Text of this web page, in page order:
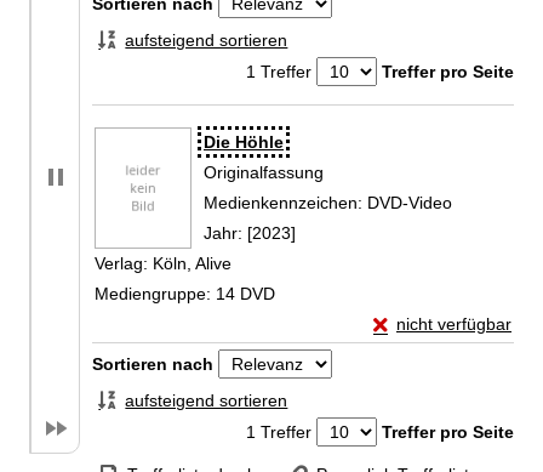
aufsteigend sortieren
1 Treffer
Treffer pro Seite
Suchergebnis
Zu den Suchfiltern springen
Die Höhle
Originalfassung
Suche nach diesem Verfasser
Medienkennzeichen: DVD-Video
Jahr: [2023]
Verlag: Köln, Alive
Mediengruppe: 14 DVD
nicht verfügbar
Exemplar-Details
Zu den Suchfiltern springen
Sortieren nach
aufsteigend sortieren
1 Treffer
Treffer pro Seite